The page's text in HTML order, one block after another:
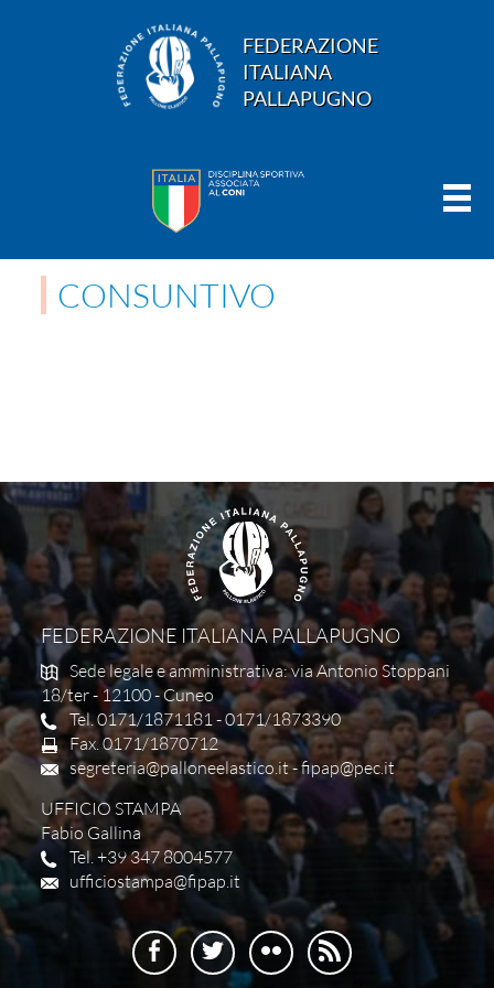
FEDERAZIONE
ITALIANA
PALLAPUGNO
CONSUNTIVO
FEDERAZIONE ITALIANA PALLAPUGNO
Sede legale e amministrativa: via Antonio Stoppani
18/ter - 12100 - Cuneo
Tel. 0171/1871181 - 0171/1873390
Fax. 0171/1870712
segreteria@palloneelastico.it-fipap@pec.it
UFFICIO STAMPA
Fabio Gallina
Tel. +39 347 8004577
ufficiostampa@fipap.it